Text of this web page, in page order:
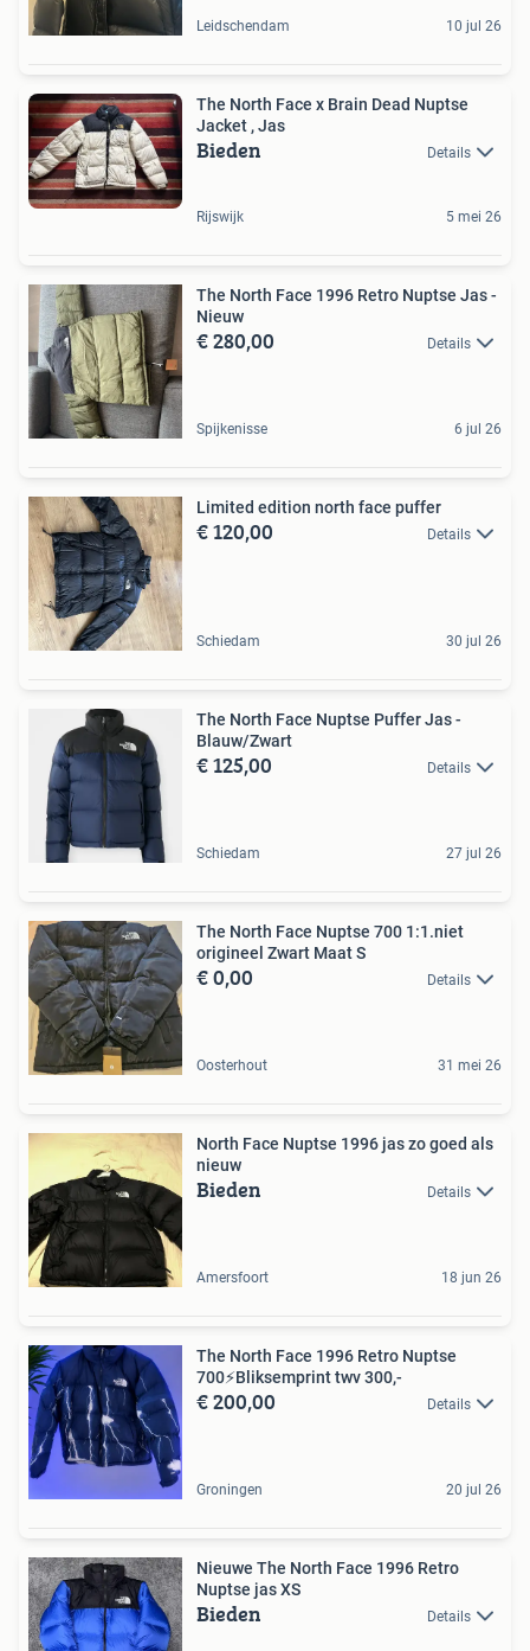
Leidschendam 10 jul 26
The North Face x Brain Dead Nuptse
Jacket , Jas
Bieden Details
Rijswijk 5 mei 26
The North Face 1996 Retro Nuptse Jas -
Nieuw
€ 280,00 Details
Spijkenisse 6 jul 26
Limited edition north face puffer
€ 120,00 Details
Schiedam 30 jul 26
The North Face Nuptse Puffer Jas -
Blauw/Zwart
€ 125,00 Details
Schiedam 27 jul 26
The North Face Nuptse 700 1:1.niet
origineel Zwart Maat S
€ 0,00 Details
Oosterhout 31 mei 26
North Face Nuptse 1996 jas zo goed als
nieuw
Bieden Details
Amersfoort 18 jun 26
The North Face 1996 Retro Nuptse
700⚡️Bliksemprint twv 300,-
€ 200,00 Details
Groningen 20 jul 26
Nieuwe The North Face 1996 Retro
Nuptse jas XS
Bieden Details